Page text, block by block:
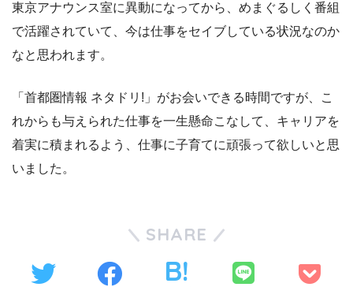
東京アナウンス室に異動になってから、めまぐるしく番組
で活躍されていて、今は仕事をセイブしている状況なのか
なと思われます。
「首都圏情報 ネタドリ!」がお会いできる時間ですが、こ
れからも与えられた仕事を一生懸命こなして、キャリアを
着実に積まれるよう、仕事に子育てに頑張って欲しいと思
いました。
SHARE